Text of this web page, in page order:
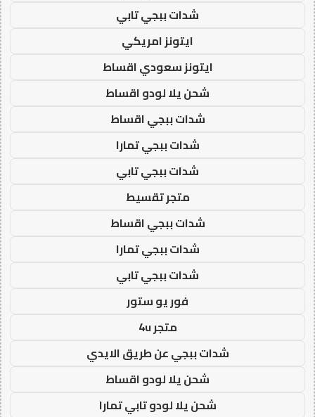
شدات ببجي تابي
ايتونز امريكي
ايتونز سعودي اقساط
شحن يلا لودو اقساط
شدات ببجي اقساط
شدات ببجي تمارا
شدات ببجي تابي
متجر تقسيط
شدات ببجي اقساط
شدات ببجي تمارا
شدات ببجي تابي
فور يو ستور
متجر 4u
شدات ببجي عن طريق الايدي
شحن يلا لودو اقساط
شحن يلا لودو تابي تمارا